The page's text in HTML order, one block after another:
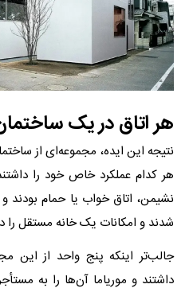
هر اتاق در یک
نتیجه این ایده، مجموعه‌ای از
هر کدام عملکرد خاص خود را
نشیمن، اتاق خواب یا حمام بودند
شدند و امکانات یک خانه مستقل را
جالب‌تر اینکه پنج واحد از این
داشتند و موریاما آن‌ها را به